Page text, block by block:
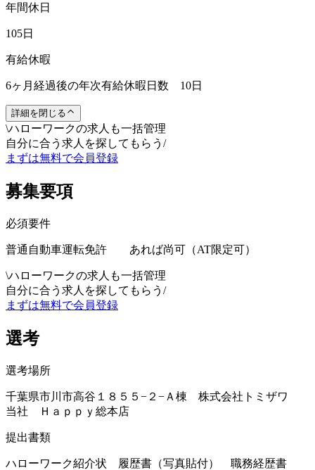
年間休日
105日
有給休暇
6ヶ月経過後の年次有給休暇日数 10日
詳細を閉じる
\ハローワークの求人も一括管理
自分に合う求人を探してもらう /
まずは無料で会員登録
募集要項
必須要件
普通自動車運転免許 あれば尚可（AT限定可）
\ハローワークの求人も一括管理
自分に合う求人を探してもらう /
まずは無料で会員登録
選考
選考場所
千葉県市川市高谷１８５５−２−Ａ棟 株式会社トミザワ
当社 Ｈａｐｐｙ総本店
提出書類
ハローワーク紹介状 履歴書（写真貼付） 職務経歴書